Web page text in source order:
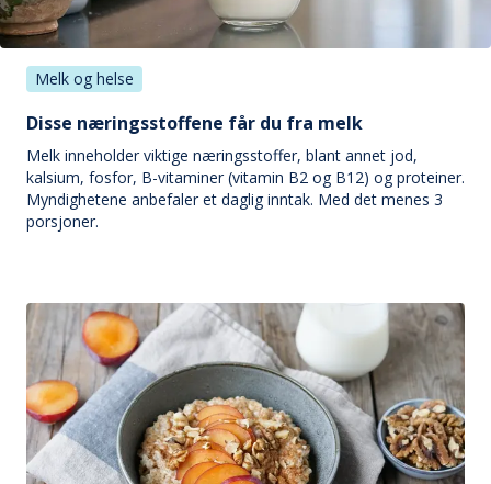
Melk og helse
Disse næringsstoffene får du fra melk
Melk inneholder viktige næringsstoffer, blant annet jod,
kalsium, fosfor, B-vitaminer (vitamin B2 og B12) og proteiner.
Myndighetene anbefaler et daglig inntak. Med det menes 3
porsjoner.